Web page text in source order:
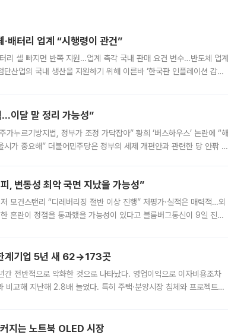
배터리 업계 “시행령이 관건”
리 셀 빠지면 반쪽 지원…업계 촉각 국내 판매 요건 변수…반도체 업계
산업의 국내 생산을 지원하기 위해 이른바 ‘한국판 인플레이션 감축
이달 말 정리 가능성”
누르기방지법, 정부가 조정 가닥잡아” 황희 ‘버스하우스’ 논란에 “해
가 중요해” 더불어민주당은 정부의 세제 개편안과 관련한 당 안팎 의
, 변동성 최악 국면 지났을 가능성”
모건스탠리 “디레버리징 절반 이상 진행” 저평가·실적은 매력적…외
혼란이 정점을 통과했을 가능성이 있다고 블룸버그통신이 9일 진단
계기업 5년 새 62→173곳
전반적으로 악화한 것으로 나타났다. 영업이익으로 이자비용조차
교해 지난해 2.8배 늘었다. 특히 주택·분양시장 침체와 프로젝트파
지는 노트북 OLED 시장